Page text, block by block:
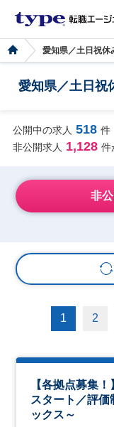
愛知県／土日祝休
愛知県／土日祝
公開中の求人 518 件
非公開求人 1,128 件
非
1 2
【各拠点募集
スタート／評
ックス～